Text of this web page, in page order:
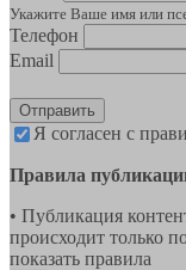
Укажите Ваше имя или
Телефон
Email
Отправить
Я согласен с
Правила
• Публикация
происходит только
показать правила